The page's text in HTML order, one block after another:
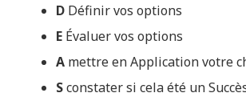
D Définir vos options
E Évaluer vos options
A mettre en Application votre
Sconstater si cela été un